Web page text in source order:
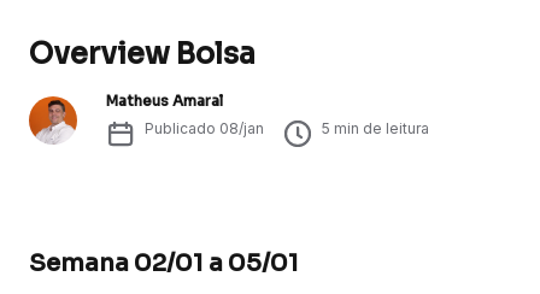
Overview Bolsa
Matheus Amaral
Publicado 08/jan 5 min de leitura
Semana 02/01 a 05/01